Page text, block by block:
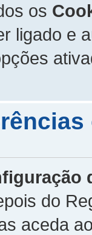
os
ligado e
do
aceda